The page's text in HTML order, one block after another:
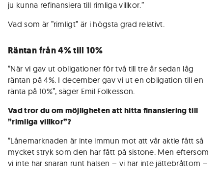
ju kunna refinansiera till rimliga villkor.”
Vad som är ”rimligt” är i högsta grad relativt.
Räntan från 4% till 10%
”När vi gav ut obligationer för två till tre år sedan låg
räntan på 4%. I december gav vi ut en obligation till en
ränta på 10%”, säger Emil Folkesson.
Vad tror du om möjligheten att hitta finansiering till
”rimliga villkor”?
”Lånemarknaden är inte immun mot att vår aktie fått så
mycket stryk som den har fått på sistone. Men eftersom
vi inte har snaran runt halsen – vi har inte jättebråttom –